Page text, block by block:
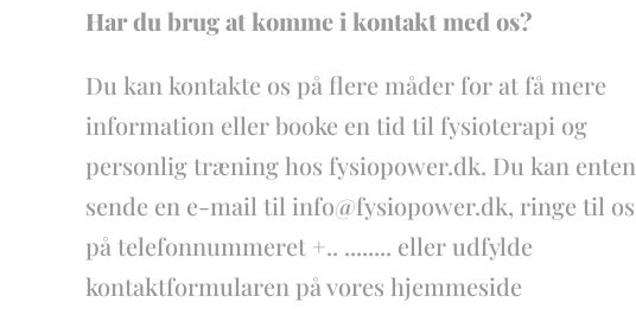
Har du brug at komme i kontakt med os?
Du kan kontakte os på flere måder for at få mere
information eller booke en tid til fysioterapi og
personlig træning hos fysiopower.dk. Du kan enten
sende en e-mail til info@fysiopower.dk, ringe til os
på telefonnummeret +.. ........ eller udfylde
kontaktformularen på vores hjemmeside